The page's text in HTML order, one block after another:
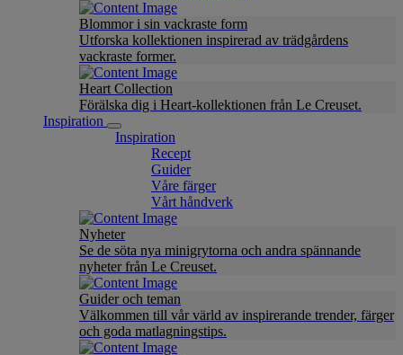
Blommor i sin vackraste form
Utforska kollektionen inspirerad av trädgårdens
vackraste former.
Heart Collection
Förälska dig i Heart-kollektionen från Le Creuset.
Inspiration
Inspiration
Recept
Guider
Våre färger
Vårt håndverk
Nyheter
Se de söta nya minigrytorna och andra spännande
nyheter från Le Creuset.
Guider och teman
Välkommen till vår värld av inspirerande trender, färger
och goda matlagningstips.